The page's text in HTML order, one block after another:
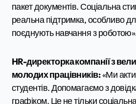
пакет документів. Соціальна
реальна підтримка, особливо
поєднують навчання з
HR-директорка компанії з
молодих працівників:«Ми
студентів. Допомагаємо з
графіком. Це не тільки